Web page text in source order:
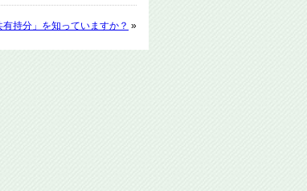
有持分」を知っていますか？ »